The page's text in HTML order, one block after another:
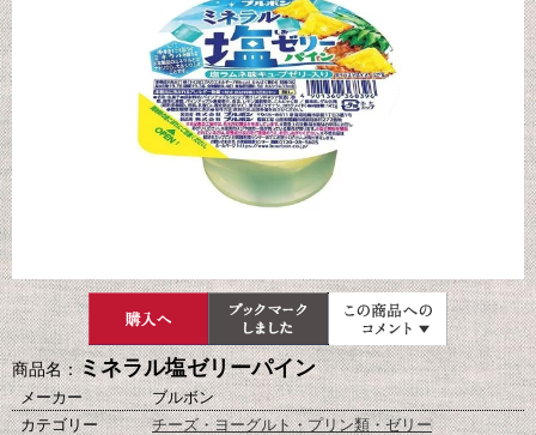
商品名：ミネラル塩ゼリーパイン
メーカー
ブルボン
カテゴリー
チーズ・ヨーグルト・プリン類・ゼリー